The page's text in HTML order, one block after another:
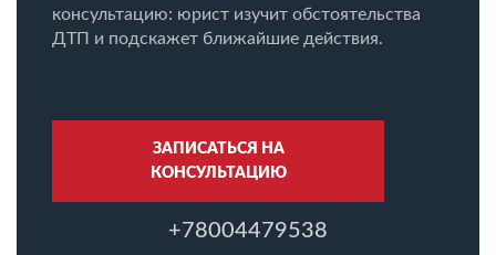
консультацию: юрист изучит обстоятельства
ДТП и подскажет ближайшие действия.
ЗАПИСАТЬСЯ НА
КОНСУЛЬТАЦИЮ
+78004479538